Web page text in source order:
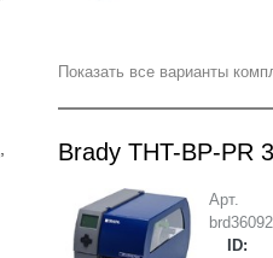
Показать все варианты
Brady THT-BP-PR
Арт.
ID: